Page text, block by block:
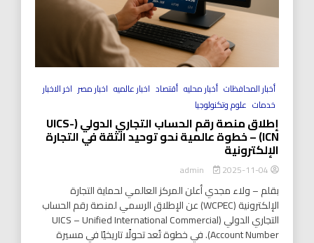
أخبار المحافظات أخبار محليه أقتصاد اخبار عالميه اخبار مصر اخر الاخبار
خدمات علوم وتكنولوجيا
إطلاق منصة رقم الحساب التجاري الدولي (UICS-
ICN) – خطوة عالمية نحو توحيد الثقة في التجارة
الإلكترونية
2025-11-04
بقلم – ولاء مجدي أعلن المركز العالمي لحماية التجارة
الإلكترونية (WCPEC) عن الإطلاق الرسمي لمنصة رقم الحساب
التجاري الدولي (UICS – Unified International Commercial
Account Number). في خطوة تُعد تحولًا تاريخيًا في مسيرة